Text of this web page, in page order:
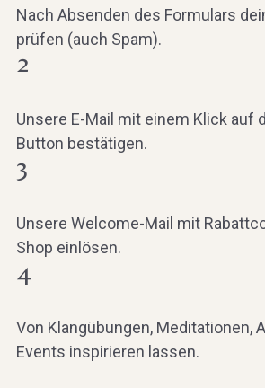
Nach Absenden des Formulars
prüfen (auch Spam).
2
Unsere E-Mail mit einem Klick auf
Button bestätigen.
3
Unsere Welcome-Mail mit
Shop einlösen.
4
Von Klangübungen, Meditationen,
Events inspirieren lassen.